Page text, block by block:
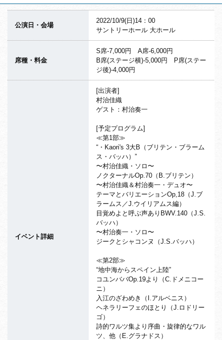
公演日・会場
2022/10/9(日)14：00
サントリーホール 大ホール
席種・料金
S席-7,000円 A席-6,000円
B席(ステージ横)-5,000円 P席(ステー
ジ後)-4,000円
イベント詳細
[出演者]
村治佳織
ゲスト：村治奏一
[予定プログラム]
≪第1部≫
“・Kaori's 3大B（ブリテン・ブラーム
ス・バッハ）”
〜村治佳織・ソロ〜
ノクターナルOp.70（B.ブリテン）
〜村治佳織＆村治奏一・デュオ〜
テーマとバリエーションOp,18（J.ブ
ラームス／J.ウイリアムス編）
目覚めよと呼ぶ声ありBWV.140（J.S.
バッハ）
〜村治奏一・ソロ〜
ジークとシャコンヌ（J.S.バッハ）
≪第2部≫
“地中海からスペイン上陸”
コユンババOp.19より（C.ドメニコー
ニ）
入江のざわめき（I.アルベニス）
ヘネラリーフェのほとり（J.ロドリー
ゴ）
詩的ワルツ集より序曲・旋律的なワル
ツ、他（E.グラナドス）